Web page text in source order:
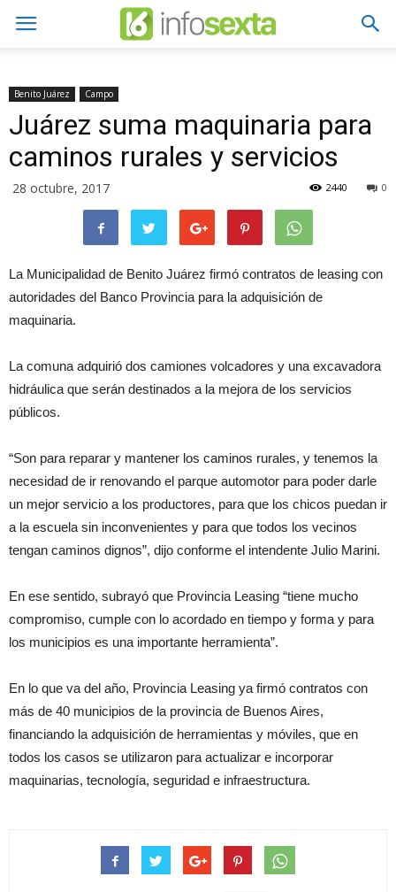
Benito Juárez Campo
Juárez suma maquinaria para
caminos rurales y servicios
28 octubre, 2017 0
2440
La Municipalidad de Benito Juárez firmó contratos de leasing con
autoridades del Banco Provincia para la adquisición de
maquinaria.
La comuna adquirió dos camiones volcadores y una excavadora
hidráulica que serán destinados a la mejora de los servicios
públicos.
“Son para reparar y mantener los caminos rurales, y tenemos la
necesidad de ir renovando el parque automotor para poder darle
un mejor servicio a los productores, para que los chicos puedan ir
a la escuela sin inconvenientes y para que todos los vecinos
tengan caminos dignos”, dijo conforme el intendente Julio Marini.
En ese sentido, subrayó que Provincia Leasing “tiene mucho
compromiso, cumple con lo acordado en tiempo y forma y para
los municipios es una importante herramienta”.
En lo que va del año, Provincia Leasing ya firmó contratos con
más de 40 municipios de la provincia de Buenos Aires,
financiando la adquisición de herramientas y móviles, que en
todos los casos se utilizaron para actualizar e incorporar
maquinarias, tecnología, seguridad e infraestructura.